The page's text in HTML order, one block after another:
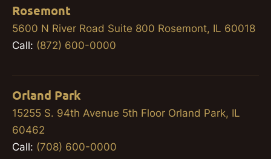
Rosemont
5600 N River Road Suite 800 Rosemont, IL 60018
Call: (872) 600-0000
Orland Park
15255 S. 94th Avenue 5th Floor Orland Park, IL
60462
Call: (708) 600-0000